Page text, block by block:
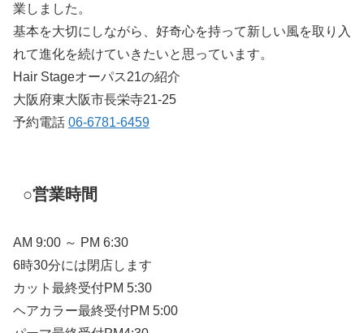
業しました。
基本を大切にしながら、好奇心を持って新しい風を取り入
れて進化を続けていきたいと思っています。
Hair Stageオーパス21の紹介
大阪府東大阪市長栄寺21-25
予約電話 06-6781-6459
○営業時間
AM 9:00 ～ PM 6:30
6時30分には閉店します
カット最終受付PM 5:30
ヘアカラー最終受付PM 5:00